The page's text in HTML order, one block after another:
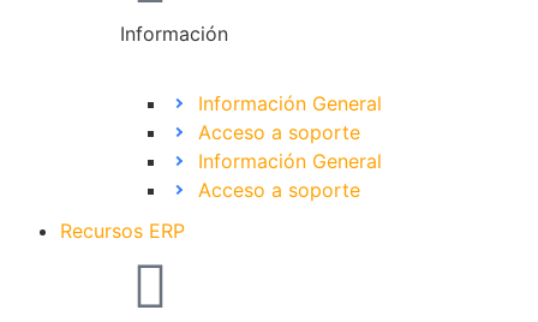
Información
Información General
Acceso a soporte
Información General
Acceso a soporte
Recursos ERP